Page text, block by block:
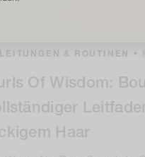
& ROUTINEN •
Of Wisdom:
Haar